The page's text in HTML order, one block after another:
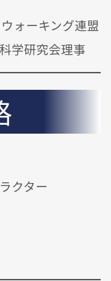
ォーキング連盟
学研究会理事
クター